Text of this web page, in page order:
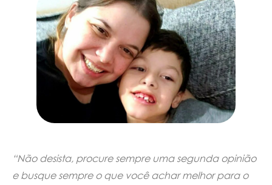
“Não desista, procure sempre uma segunda opinião
e busque sempre o que você achar melhor para o